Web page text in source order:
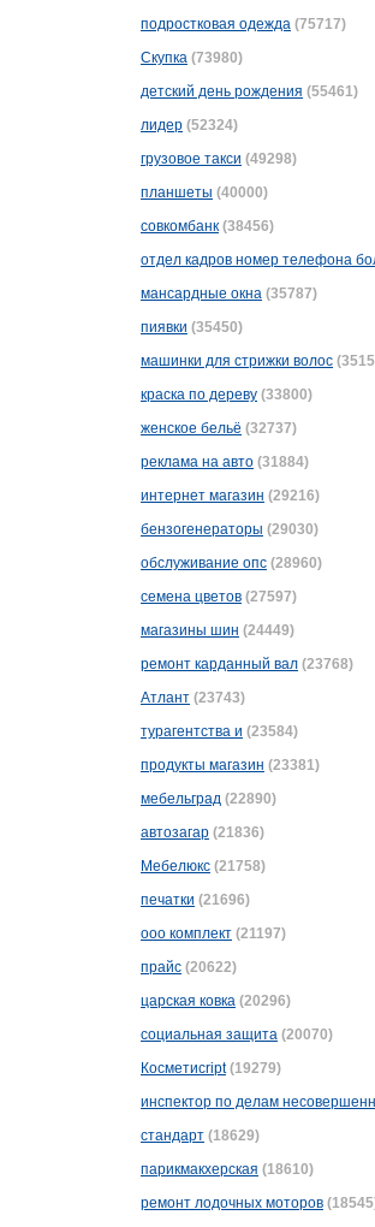
подростковая одежда (75717)
Скупка (73980)
детский день рождения (55461)
лидер (52324)
грузовое такси (49298)
планшеты (40000)
совкомбанк (38456)
отдел кадров номер телефона
мансардные окна (35787)
пиявки (35450)
машинки для стрижки волос
краска по дереву (33800)
женское бельё (32737)
реклама на авто (31884)
интернет магазин (29216)
бензогенераторы (29030)
обслуживание опс (28960)
семена цветов (27597)
магазины шин (24449)
ремонт карданный вал (23768)
Атлант (23743)
турагентства и (23584)
продукты магазин (23381)
мебельград (22890)
автозагар (21836)
Мебелюкс (21758)
печатки (21696)
ооо комплект (21197)
прайс (20622)
царская ковка (20296)
социальная защита (20070)
Косметиcript (19279)
инспектор по делам
стандарт (18629)
парикмакхерская (18610)
ремонт лодочных моторов